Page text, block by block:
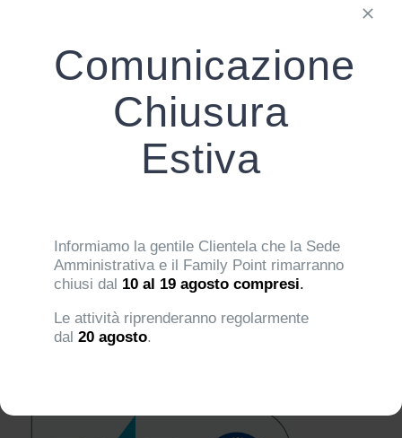
Comunicazione
Chiusura
Estiva
Informiamo la gentile Clientela che la Sede
Amministrativa e il Family Point rimarranno
chiusi dal 10 al 19 agosto compresi.
Le attività riprenderanno regolarmente
dal 20 agosto.